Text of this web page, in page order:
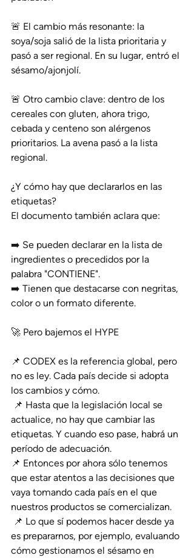
🚨 El cambio más resonante: la
soya/soja salió de la lista prioritaria y
pasó a ser regional. En su lugar, entró el
sésamo/ajonjolí.
🚨 Otro cambio clave: dentro de los
cereales con gluten, ahora trigo,
cebada y centeno son alérgenos
prioritarios. La avena pasó a la lista
regional.
¿Y cómo hay que declararlos en las
etiquetas?
El documento también aclara que:
➡️ Se pueden declarar en la lista de
ingredientes o precedidos por la
palabra "CONTIENE".
➡️ Tienen que destacarse con negritas,
color o un formato diferente.
🚀 Pero bajemos el HYPE
📌 CODEX es la referencia global, pero
no es ley. Cada país decide si adopta
los cambios y cómo.
📌 Hasta que la legislación local se
actualice, no hay que cambiar las
etiquetas. Y cuando eso pase, habrá un
período de adecuación.
📌 Entonces por ahora sólo tenemos
que estar atentos a las decisiones que
vaya tomando cada país en el que
nuestros productos se comercializan.
📌 Lo que sí podemos hacer desde ya
es prepararnos, por ejemplo, evaluando
cómo gestionamos el sésamo en